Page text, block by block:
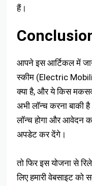
हैं।
आपने इस आर्टिकल में
स्कीम (Electric
क्या है, और ये किस
अभी लॉन्च करना बाकी
लॉन्च होगा और आवेदन
अपडेट कर देंगे।
तो फिर इस योजना से
लिए हमारी वेबसाइट को